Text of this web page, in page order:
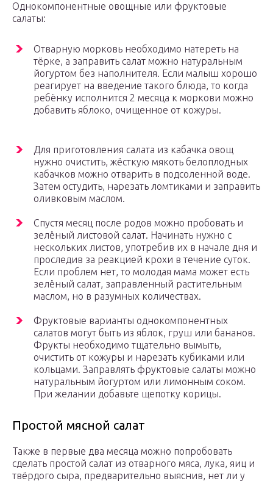
Однокомпонентные овощные или фруктовые
салаты:
Отварную морковь необходимо натереть на
тёрке, а заправить салат можно натуральным
йогуртом без наполнителя. Если малыш хорошо
реагирует на введение такого блюда, то когда
ребёнку исполнится 2 месяца к моркови можно
добавить яблоко, очищенное от кожуры.
Для приготовления салата из кабачка овощ
нужно очистить, жёсткую мякоть белоплодных
кабачков можно отварить в подсоленной воде.
Затем остудить, нарезать ломтиками и заправить
оливковым маслом.
Спустя месяц после родов можно пробовать и
зелёный листовой салат. Начинать нужно с
нескольких листов, употребив их в начале дня и
проследив за реакцией крохи в течение суток.
Если проблем нет, то молодая мама может есть
зелёный салат, заправленный растительным
маслом, но в разумных количествах.
Фруктовые варианты однокомпонентных
салатов могут быть из яблок, груш или бананов.
Фрукты необходимо тщательно вымыть,
очистить от кожуры и нарезать кубиками или
кольцами. Заправлять фруктовые салаты можно
натуральным йогуртом или лимонным соком.
При желании добавьте щепотку корицы.
Простой мясной салат
Также в первые два месяца можно попробовать
сделать простой салат из отварного мяса, лука, яиц и
твёрдого сыра, предварительно выяснив, нет ли у